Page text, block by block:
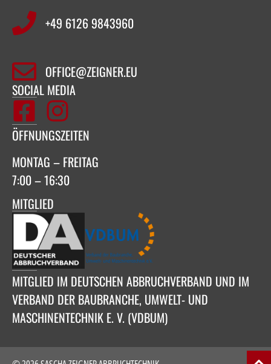
+49 6126 9843960‬
OFFICE@ZEIGNER.EU
SOCIAL MEDIA
ÖFFNUNGSZEITEN
MONTAG – FREITAG
7:00 – 16:30
MITGLIED
MITGLIED IM DEUTSCHEN ABBRUCHVERBAND UND IM
VERBAND DER BAUBRANCHE, UMWELT- UND
MASCHINENTECHNIK E. V. (VDBUM)